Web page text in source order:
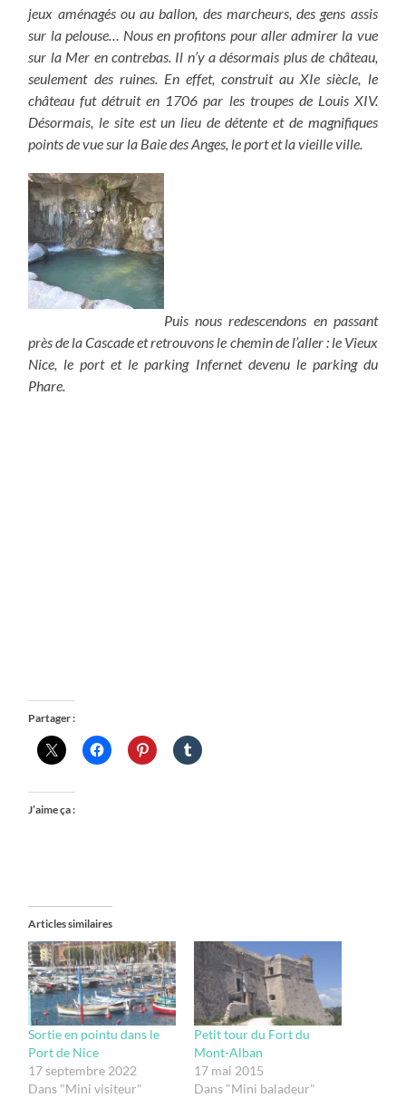
jeux aménagés ou au ballon, des marcheurs, des gens assis
sur la pelouse… Nous en profitons pour aller admirer la vue
sur la Mer en contrebas. Il n’y a désormais plus de château,
seulement des ruines. En effet, construit au XIe siècle, le
château fut détruit en 1706 par les troupes de Louis XIV.
Désormais, le site est un lieu de détente et de magnifiques
points de vue sur la Baie des Anges, le port et la vieille ville.
Puis nous redescendons en passant
près de la Cascade et retrouvons le chemin de l’aller : le Vieux
Nice, le port et le parking Infernet devenu le parking du
Phare.
Partager :
J’aime ça :
Articles similaires
Sortie en pointu dans le
Port de Nice
17 septembre 2022
Dans "Mini visiteur"
Petit tour du Fort du
Mont-Alban
17 mai 2015
Dans "Mini baladeur"